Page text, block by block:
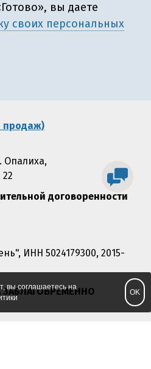
вы даете
своих персональных
продаж)
Опалиха,
договоренности
ИНН 5024179300, 2015-
вы соглашаетесь на
OK